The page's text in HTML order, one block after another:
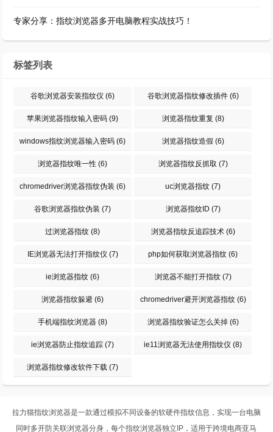
专家分享：指纹浏览器多开电脑教程实战技巧！
标签列表
谷歌浏览器安装指纹仪 (6) 谷歌浏览器指纹修改插件(6)
苹果浏览器指纹输入密码 (9) 浏览器指纹重复 (8)
windows指纹浏览器输入密码 (6) 浏览器指纹造假 (6)
浏览器指纹唯一性 (6) 浏览器指纹反抓取 (7)
chromedriver浏览器指纹伪装 (6) uc浏览器指纹 (7)
谷歌浏览器指纹伪装 (7) 浏览器指纹ID (7)
过浏览器指纹 (8) 浏览器指纹反追踪技术(6)
IE浏览器无法打开指纹仪 (7) php如何获取浏览器指纹 (6)
ie浏览器指纹 (6) 浏览器不能打开指纹(7)
浏览器指纹躲避 (6) chromedriver避开浏览器指纹(6)
手机端指纹浏览器 (8) 浏览器指纹验证怎么关掉(6)
ie浏览器防止指纹追踪 (7) ie11浏览器无法使用指纹仪 (8)
浏览器指纹修改软件下载 (7)
拉力猫指纹浏览器是一款通过模拟不同设备的软硬件指纹信息，实现一台电脑
同时多开防关联浏览器分身，每个指纹浏览器独立IP，适用于跨境电商亚马